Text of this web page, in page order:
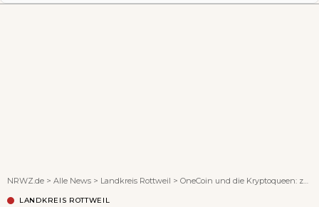
NRWZ.de > Alle News > Landkreis Rottweil > OneCoin und die Kryptoqueen: zwei neue Projekte fürs Fernsehen
LANDKREIS ROTTWEIL